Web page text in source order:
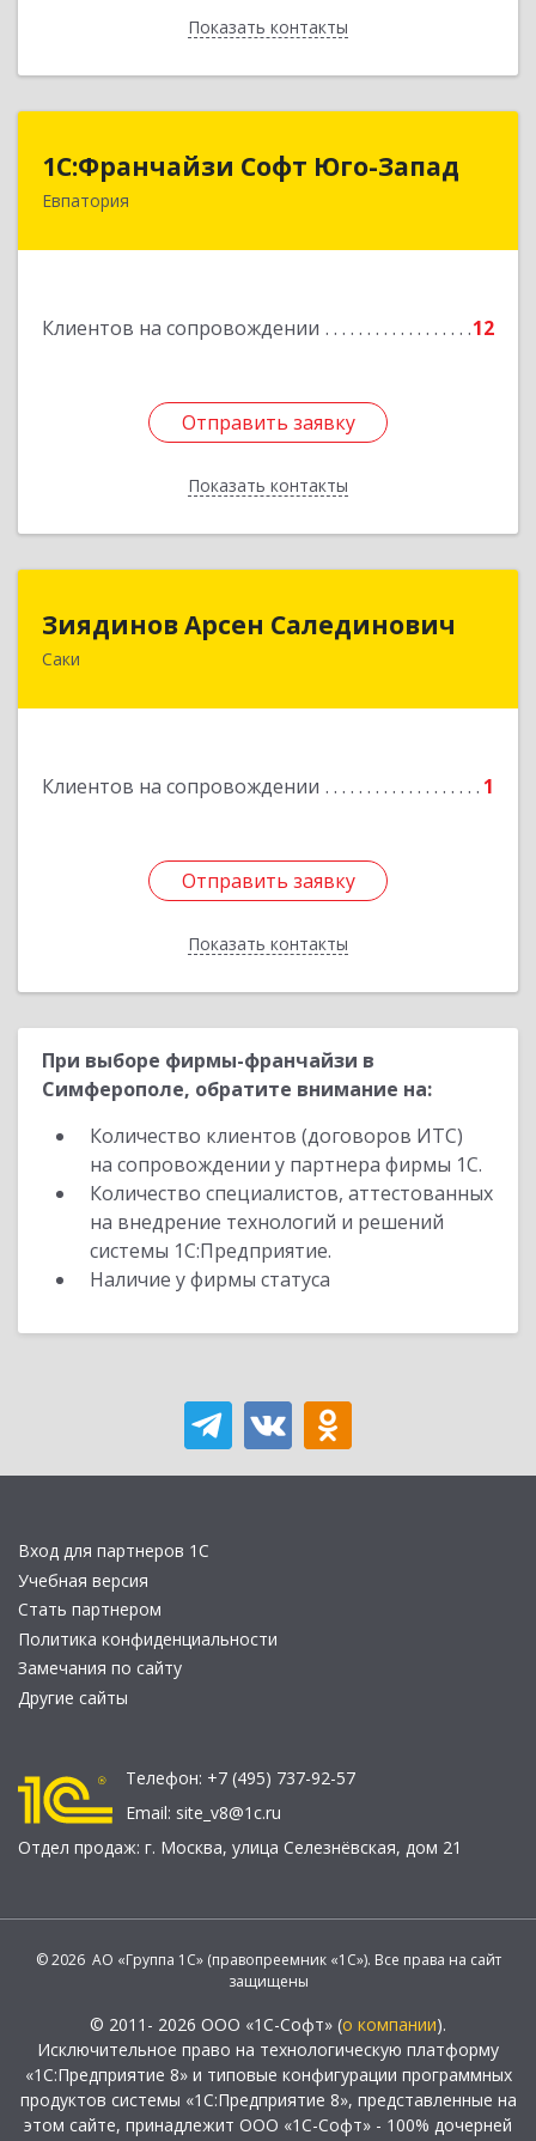
Показать контакты
Назад
1С:Франчайзи Софт Юго-Запад
Евпатория
Клиентов на сопровождении 12
Отправить заявку
Показать контакты
1С:Франчайзи Софт Юго-Запад
297407, Крым Респ, Евпатория г, Победы пр-кт,
Отправить заявку
Назад
Зиядинов Арсен Салединович
Саки
Клиентов на сопровождении 1
Отправить заявку
Показать контакты
Отправить заявку
Назад
При выборе фирмы-франчайзи в
Симферополе, обратите внимание на:
Количество клиентов (договоров ИТС)
на сопровождении у партнера фирмы 1С.
Количество специалистов, аттестованных
на внедрение технологий и решений
системы 1С:Предприятие.
Наличие у фирмы статуса
Вход для партнеров 1С
Учебная версия
Стать партнером
Политика конфиденциальности
Замечания по сайту
Другие сайты
Телефон: +7 (495) 737-92-57
Email: site_v8@1c.ru
Отдел продаж: г. Москва, улица Селезнёвская, дом 21
© 2026 АО «Группа 1С» (правопреемник «1С»). Все права на сайт
защищены
© 2011- 2026 ООО «1С-Софт» (о компании).
Исключительное право на технологическую платформу
«1С:Предприятие 8» и типовые конфигурации программных
продуктов системы «1С:Предприятие 8», представленные на
этом сайте, принадлежит ООО «1С-Софт» - 100% дочерней